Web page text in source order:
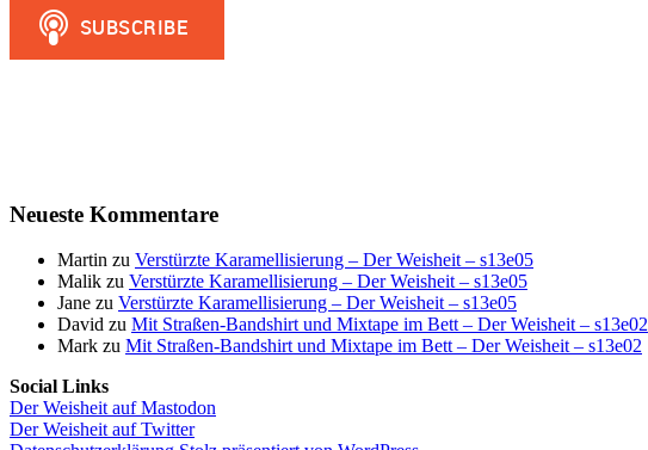
Neueste Kommentare
Martin zu Verstürzte Karamellisierung – Der Weisheit – s13e05
Malik zu Verstürzte Karamellisierung – Der Weisheit – s13e05
Jane zu Verstürzte Karamellisierung – Der Weisheit – s13e05
David zu Mit Straßen-Bandshirt und Mixtape im Bett – Der Weisheit – s13e02
Mark zu Mit Straßen-Bandshirt und Mixtape im Bett – Der Weisheit – s13e02
Social Links
Der Weisheit auf Mastodon
Der Weisheit auf Twitter